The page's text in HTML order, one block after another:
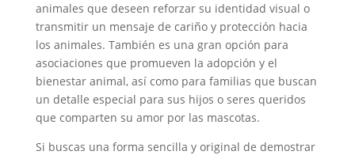
animales que deseen reforzar su identidad visual o
transmitir un mensaje de cariño y protección hacia
los animales. También es una gran opción para
asociaciones que promueven la adopción y el
bienestar animal, así como para familias que buscan
un detalle especial para sus hijos o seres queridos
que comparten su amor por las mascotas.
Si buscas una forma sencilla y original de demostrar